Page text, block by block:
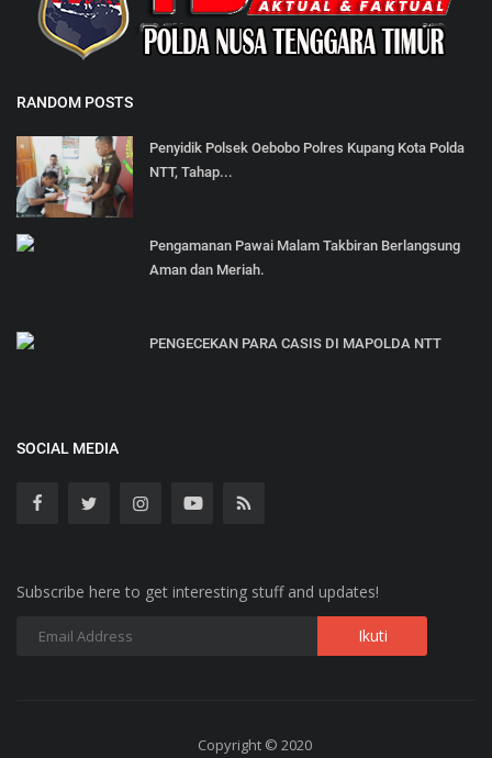
RANDOM POSTS
Penyidik Polsek Oebobo Polres Kupang Kota Polda
NTT, Tahap...
Pengamanan Pawai Malam Takbiran Berlangsung
Aman dan Meriah.
PENGECEKAN PARA CASIS DI MAPOLDA NTT
SOCIAL MEDIA
Subscribe here to get interesting stuff and updates!
Copyright © 2020